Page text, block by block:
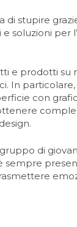
di stupire
soluzioni per
e prodotti
In
con
di
sempre